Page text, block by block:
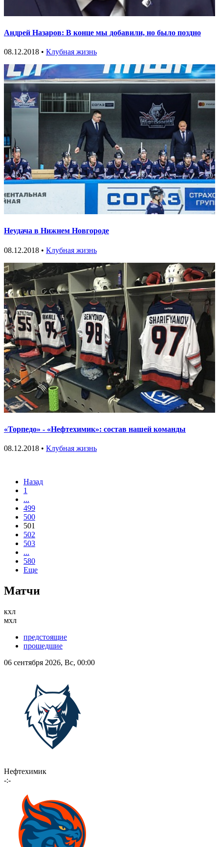
Андрей Назаров: В конце мы добавили, но было поздно
08.12.2018 • Клубная жизнь
Неудача в Нижнем Новгороде
08.12.2018 • Клубная жизнь
«Торпедо» - «Нефтехимик»: состав нашей команды
08.12.2018 • Клубная жизнь
Назад
1
...
499
500
501
502
503
...
580
Еще
Матчи
кхл
мхл
предстоящие
прошедшие
06 сентября 2026, Вс, 00:00
Нефтехимик
-:-